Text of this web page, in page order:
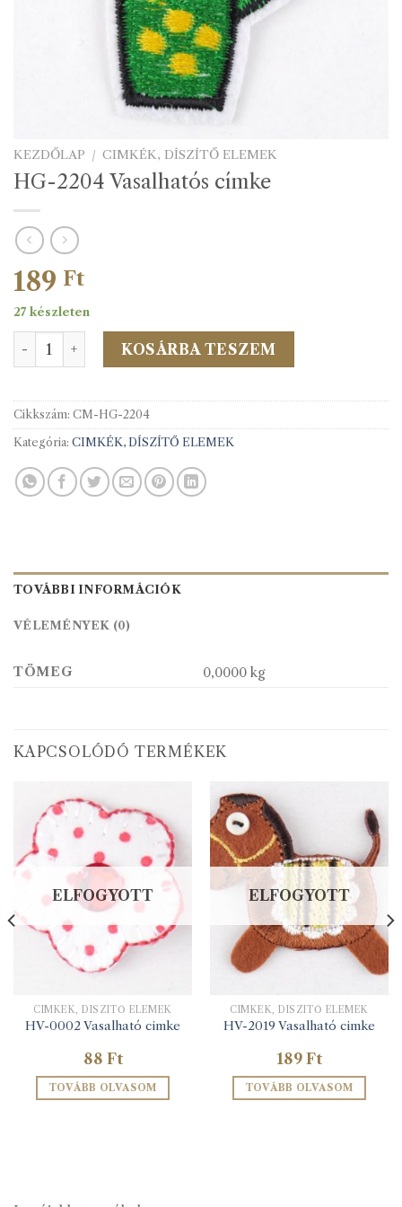
KEZDŐLAP / CIMKÉK, DÍSZÍTŐ ELEMEK
HG-2204 Vasalhatós címke
189 Ft
27 készleten
HG-2204 Vasalhatós címke mennyiség
KOSÁRBA TESZEM
Cikkszám: CM-HG-2204
Kategória: CIMKÉK, DÍSZÍTŐ ELEMEK
TOVÁBBI INFORMÁCIÓK
VÉLEMÉNYEK (0)
TÖMEG 0,0000 kg
KAPCSOLÓDÓ TERMÉKEK
ELFOGYOTT
CIMKÉK, DÍSZÍTŐ ELEMEK
HV-0002 Vasalható cimke
88 Ft
TOVÁBB OLVASOM
ELFOGYOTT
CIMKÉK, DÍSZÍTŐ ELEMEK
HV-2019 Vasalható cimke
189 Ft
TOVÁBB OLVASOM